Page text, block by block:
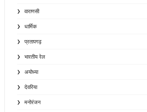
वाराणसी
धार्मिक
प्रतापगढ़
भारतीय रेल
अयोध्या
देवरिया
मनोरंजन